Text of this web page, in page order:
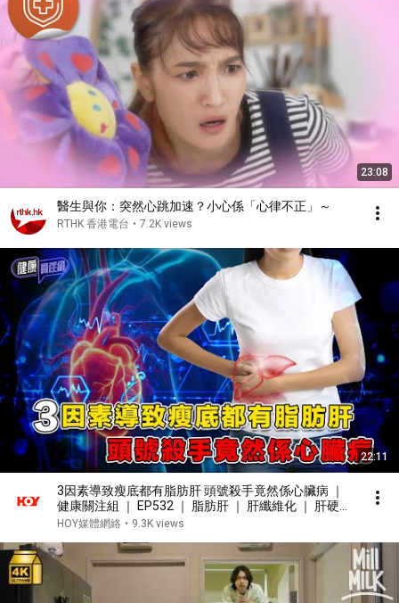
23:08
醫生與你：突然心跳加速？小心係「心律不正」～
RTHK 香港電台 • 7.2K views
22:11
3因素導致瘦底都有脂肪肝 頭號殺手竟然係心臟病 ｜
健康關注組 ｜ EP532 ｜ 脂肪肝 ｜ 肝纖維化 ｜ 肝硬化
｜ 心臟病 ｜ 黃芳雯 ｜ 麥詩敏 ｜ HOY TV 77台
HOY媒體網絡 • 9.3K views